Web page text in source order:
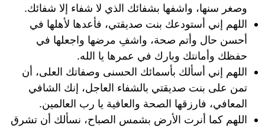
وصغر سنها، واشفها بشفائك الذي لا شفاء إلا شفائك.
اللهم إني أستودعك بنت صديقتي، فأعدها لأهلها في
أحسن حال وأتم صحة، واشفِ مرضها واجعلها في
حفظك وأمانتك وبارك في عمرها يا الله.
اللهم إني أسألك بأسمائك الحسنى وصفاتك العلى، أن
تمن على بنت صديقتي بالشفاء العاجل، إنك الشافي
المعافي، فارزقها الصحة والعافية يا رب العالمين.
اللهم كما أنرت الأرض بشمس الصباح، نسألك أن تشرق